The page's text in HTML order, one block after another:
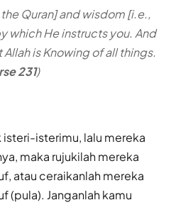
Quran] and wisdom [i.e.,
which He instructs you. And
is Knowing of all things.
231)
isterimu, lalu mereka
maka rujukilah mereka
atau ceraikanlah mereka
(pula). Janganlah kamu